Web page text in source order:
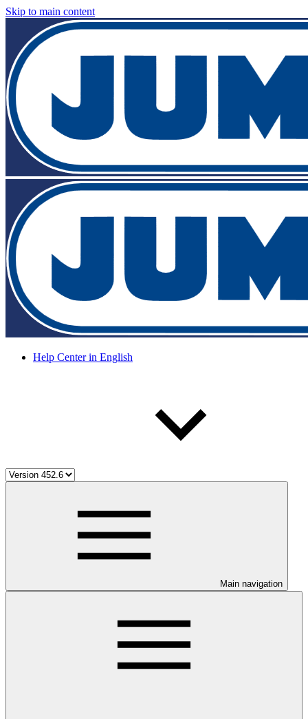
Skip to main content
Help Center in English
Main navigation